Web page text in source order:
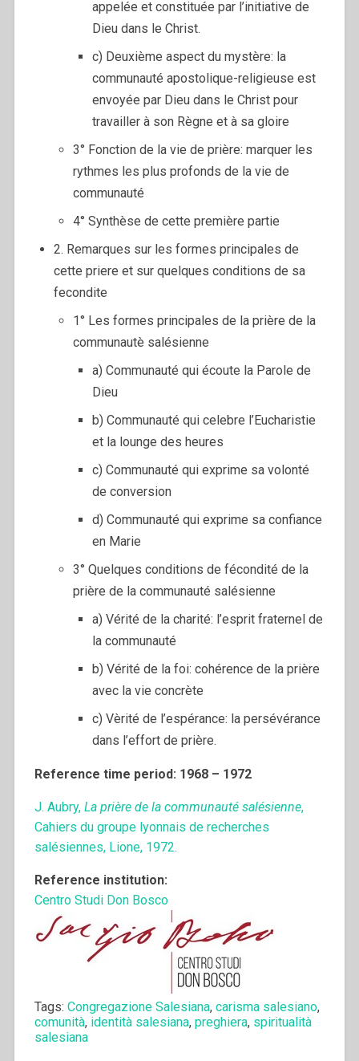
appelée et constituée par l’initiative de
Dieu dans le Christ.
c) Deuxième aspect du mystère: la
communauté apostolique-religieuse est
envoyée par Dieu dans le Christ pour
travailler à son Règne et à sa gloire
3° Fonction de la vie de prière: marquer les
rythmes les plus profonds de la vie de
communauté
4° Synthèse de cette première partie
2. Remarques sur les formes principales de
cette priere et sur quelques conditions de sa
fecondite
1° Les formes principales de la prière de la
communautè salésienne
a) Communauté qui écoute la Parole de
Dieu
b) Communauté qui celebre l’Eucharistie
et la lounge des heures
c) Communauté qui exprime sa volonté
de conversion
d) Communauté qui exprime sa confiance
en Marie
3° Quelques conditions de fécondité de la
prière de la communauté salésienne
a) Vérité de la charité: l’esprit fraternel de
la communauté
b) Vérité de la foi: cohérence de la prière
avec la vie concrète
c) Vèrité de l’espérance: la persévérance
dans l’effort de prière.
Reference time period: 1968 – 1972
J. Aubry, La prière de la communauté salésienne,
Cahiers du groupe lyonnais de recherches
salésiennes, Lione, 1972.
Reference institution:
Centro Studi Don Bosco
Tags: Congregazione Salesiana, carisma salesiano,
comunità, identità salesiana, preghiera, spiritualità
salesiana